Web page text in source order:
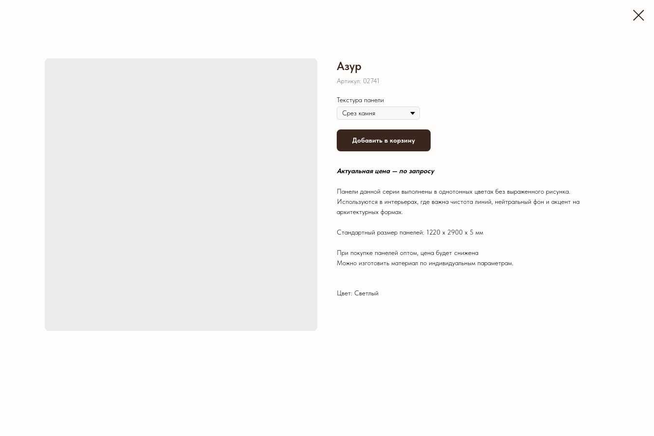
Азур
Артикул: 02741
Текстура панели
Добавить в корзину
Актуальная цена — по запросу
Панели данной серии выполнены в однотонных цветах без выраженного рисунка.
Используются в интерьерах, где важна чистота линий, нейтральный фон и акцент на
архитектурных формах.
Стандартный размер панелей: 1220 х 2900 х 5 мм
При покупке панелей оптом, цена будет снижена
Можно изготовить материал по индивидуальным параметрам.
Цвет: Светлый